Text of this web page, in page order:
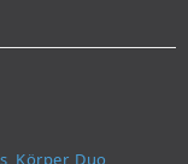
Körper, Duo